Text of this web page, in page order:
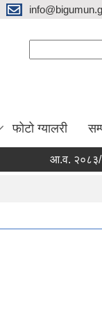
फोटो ग्यालरी
आ.व. २०८३/०८४